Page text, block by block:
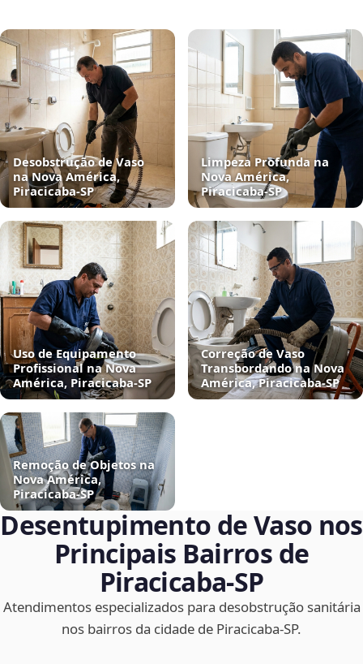
Desobstrução de Vaso
na Nova América,
Piracicaba‑SP
Limpeza Profunda na
Nova América,
Piracicaba‑SP
Uso de Equipamento
Profissional na Nova
América, Piracicaba‑SP
Correção de Vaso
Transbordando na Nova
América, Piracicaba‑SP
Remoção de Objetos na
Nova América,
Piracicaba‑SP
Desentupimento de Vaso nos
Principais Bairros de
Piracicaba‑SP
Atendimentos especializados para desobstrução sanitária
nos bairros da cidade de Piracicaba‑SP.